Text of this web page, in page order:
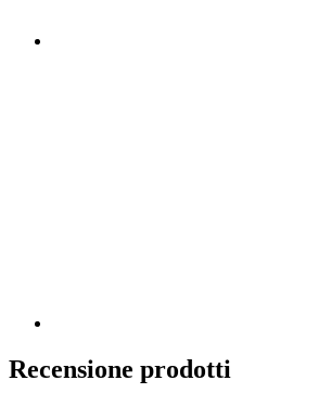
Recensione prodotti